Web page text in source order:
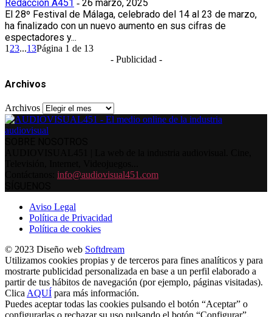
Redacción A451 - 26 marzo, 2025
El 28º Festival de Málaga, celebrado del 14 al 23 de marzo,
ha finalizado con un nuevo aumento en sus cifras de
espectadores y...
1 23...13Página 1 de 13
- Publicidad -
Archivos
Archivos
info@audiovisual451.com
Aviso Legal
Política de Privacidad
Política de cookies
© 2023 Diseño web Softdream
Utilizamos cookies propias y de terceros para fines analíticos y para
mostrarte publicidad personalizada en base a un perfil elaborado a
partir de tus hábitos de navegación (por ejemplo, páginas visitadas).
Clica AQUÍ para más información.
Puedes aceptar todas las cookies pulsando el botón “Aceptar” o
configurarlas o rechazar su uso pulsando el botón “Configurar”.